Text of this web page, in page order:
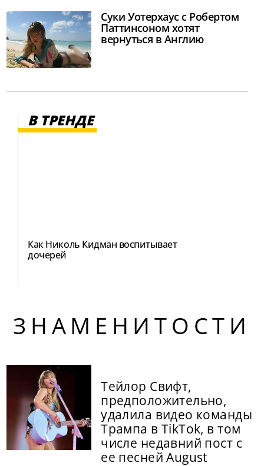
Суки Уотерхаус с Робертом
Паттинсоном хотят
вернуться в Англию
В ТРЕНДЕ
Как Николь Кидман воспитывает
дочерей
ЗНАМЕНИТОСТИ
Тейлор Свифт,
предположительно,
удалила видео команды
Трампа в TikTok, в том
числе недавний пост с
ее песней August